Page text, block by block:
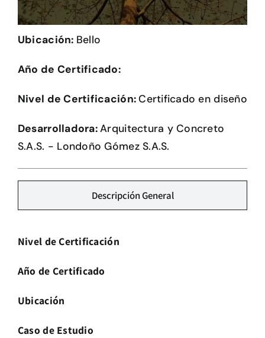
Herramientas
Credenciales
Plataforma CASA
Ubicación: Bello
Año de Certificado:
Nivel de Certificación:Certificado en diseño
Desarrolladora:Arquitectura y Concreto
S.A.S. - Londoño Gómez S.A.S.
Descripción General
Nivel de Certificación
Año de Certificado
Ubicación
Caso de Estudio